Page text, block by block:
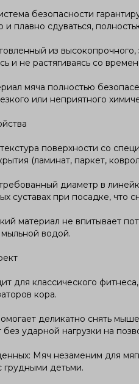
безопасности
и плавно сдуваться,
из
и не растягиваясь со
мяча полностью
или неприятного
поверхности со
(ламинат, паркет,
диаметр в
суставах при посадке, что
материал не впитывает
водой.
для классического
кора.
деликатно снять
ударной нагрузки на
Мяч незаменим для
грудными детьми.